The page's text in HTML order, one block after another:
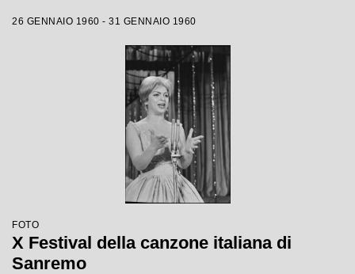
26 GENNAIO 1960 - 31 GENNAIO 1960
FOTO
X Festival della canzone italiana di
Sanremo